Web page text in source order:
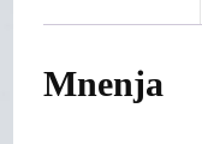
Mnenja